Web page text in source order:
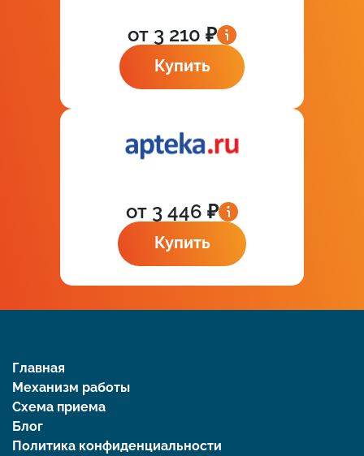
от 3 210 ₽
Купить
от 3 446 ₽
Купить
Главная
Механизм работы
Схема приема
Блог
Политика конфиденциальности